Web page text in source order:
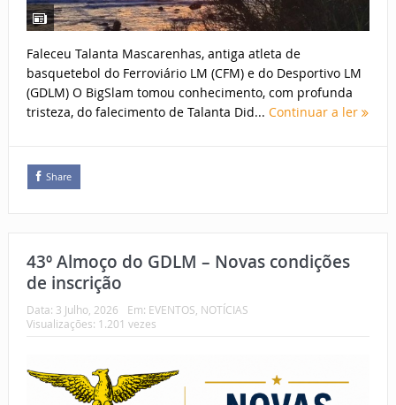
Faleceu Talanta Mascarenhas, antiga atleta de
basquetebol do Ferroviário LM (CFM) e do Desportivo LM
(GDLM) O BigSlam tomou conhecimento, com profunda
tristeza, do falecimento de Talanta Did... Continuar a ler
Share
43º Almoço do GDLM – Novas condições
de inscrição
Data: 3 Julho, 2026 Em: EVENTOS NOTÍCIAS
Visualizações: 1.201 vezes